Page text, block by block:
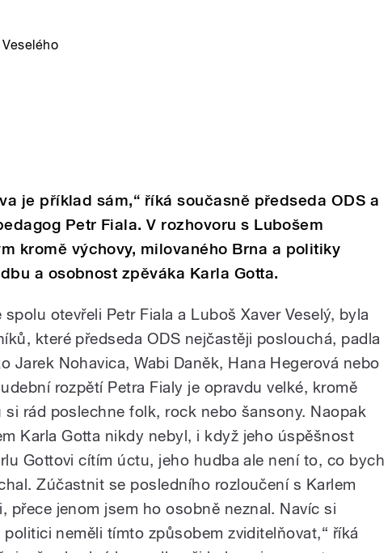
je příklad sám,“ říká současně předseda ODS a
Petr Fiala. V rozhovoru s Lubošem
kromě výchovy, milovaného Brna a politiky
a osobnost zpěváka Karla Gotta.
spolu otevřeli Petr Fiala a Luboš Xaver Veselý, byla
které předseda ODS nejčastěji poslouchá, padla
Jarek Nohavica, Wabi Daněk, Hana Hegerová nebo
rozpětí Petra Fialy je opravdu velké, kromě
si rád poslechne folk, rock nebo šansony. Naopak
Karla Gotta nikdy nebyl, i když jeho úspěšnost
Gottovi cítím úctu, jeho hudba ale není to, co bych
Zúčastnit se posledního rozloučení s Karlem
přece jenom jsem ho osobně neznal. Navíc si
neměli tímto způsobem zviditelňovat,“ říká